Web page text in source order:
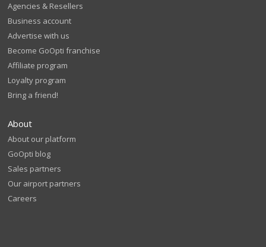
Agencies & Resellers
Business account
Advertise with us
Become GoOpti franchise
Affiliate program
Loyalty program
Bring a friend!
About
About our platform
GoOpti blog
Sales partners
Our airport partners
Careers